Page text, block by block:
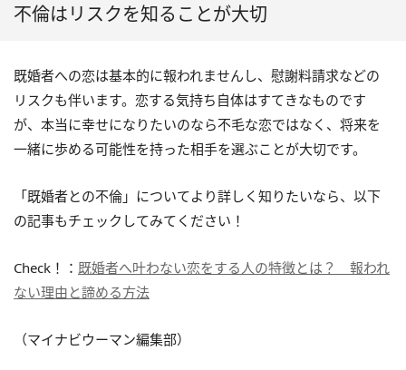
不倫はリスクを知ることが大切
既婚者への恋は基本的に報われませんし、慰謝料請求などの
リスクも伴います。恋する気持ち自体はすてきなものです
が、本当に幸せになりたいのなら不毛な恋ではなく、将来を
一緒に歩める可能性を持った相手を選ぶことが大切です。
「既婚者との不倫」についてより詳しく知りたいなら、以下
の記事もチェックしてみてください！
Check！： 既婚者へ叶わない恋をする人の特徴とは？ 報われ
ない理由と諦める方法
（マイナビウーマン編集部）